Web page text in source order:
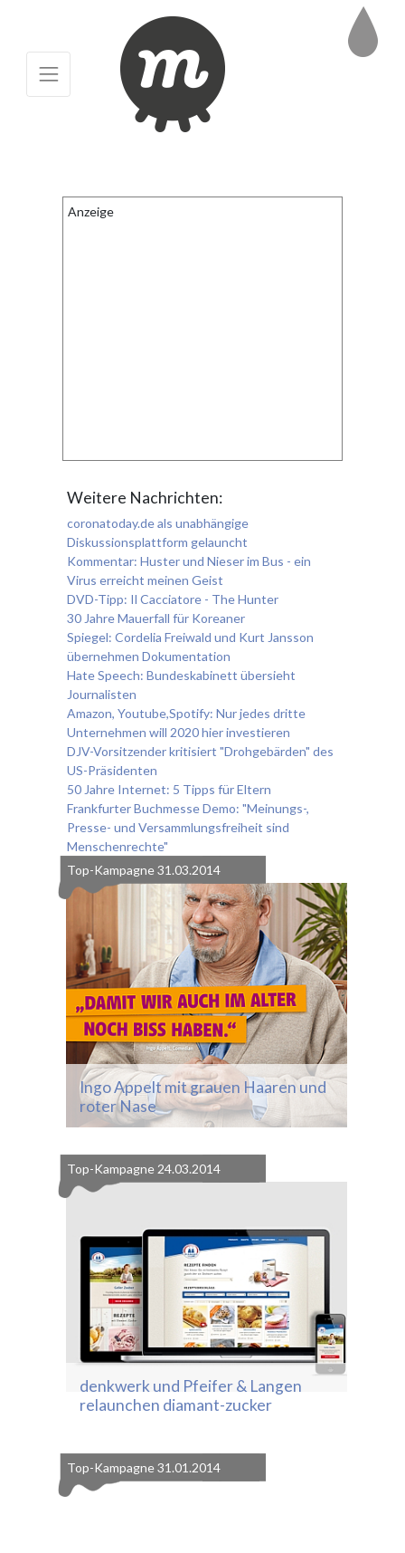
Anzeige
Weitere Nachrichten:
coronatoday.de als unabhängige
Diskussionsplattform gelauncht
Kommentar: Huster und Nieser im Bus - ein
Virus erreicht meinen Geist
DVD-Tipp: Il Cacciatore - The Hunter
30 Jahre Mauerfall für Koreaner
Spiegel: Cordelia Freiwald und Kurt Jansson
übernehmen Dokumentation
Hate Speech: Bundeskabinett übersieht
Journalisten
Amazon, Youtube,Spotify: Nur jedes dritte
Unternehmen will 2020 hier investieren
DJV-Vorsitzender kritisiert "Drohgebärden" des
US-Präsidenten
50 Jahre Internet: 5 Tipps für Eltern
Frankfurter Buchmesse Demo: "Meinungs-,
Presse- und Versammlungsfreiheit sind
Menschenrechte"
Top-Kampagne31.03.2014
Ingo Appelt mit grauen Haaren und
roter Nase
Top-Kampagne 24.03.2014
denkwerk und Pfeifer & Langen
relaunchen diamant-zucker
Top-Kampagne31.01.2014